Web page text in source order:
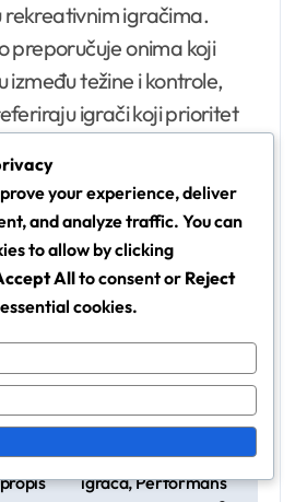
rekreativnim igračima.
preporučuje onima koji
između težine i kontrole,
igrači koji prioritet
za m
p
Potencijal rotacije t
ra površine, Tehnika
igrača, Performans
your experience, deliver
and analyze traffic. You can
to allow by clicking
Allto consent or Reject
cookies.